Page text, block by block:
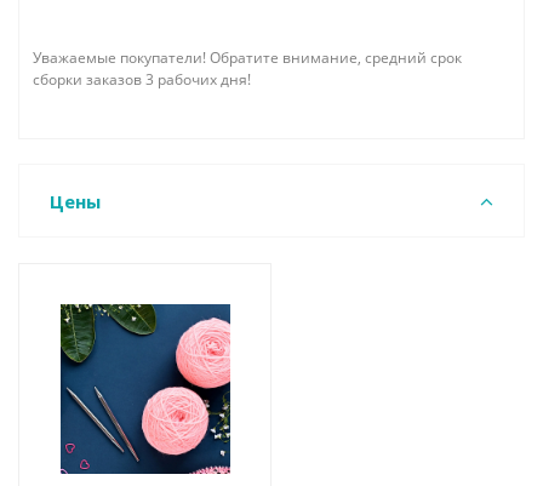
Уважаемые покупатели! Обратите внимание, средний срок
сборки заказов 3 рабочих дня!
Цены